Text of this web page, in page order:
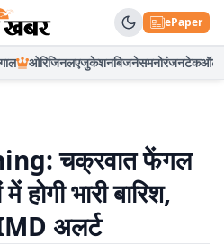
ePaper
ओरिजिनलएजुकेशनबिजनेसमनोरंजनटेकऑटो
चक्रवात फेंगल
होगी भारी बारिश,
अलर्ट